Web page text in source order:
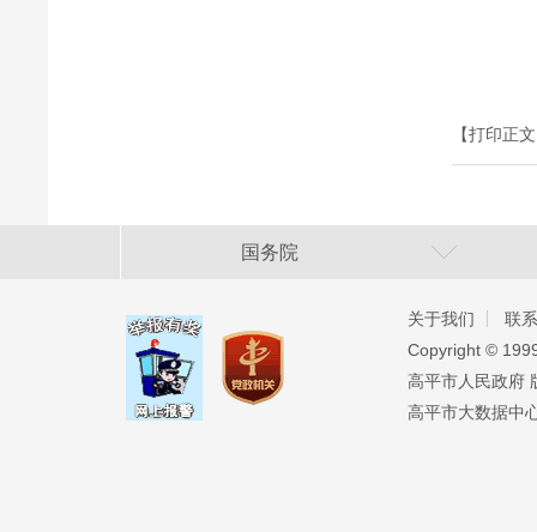
【打印正
国务院
关于我们
联
Copyright ©️
高平市人民政府
高平市大数据